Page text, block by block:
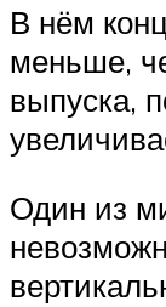
В нём
меньше,
выпуска,
Один из